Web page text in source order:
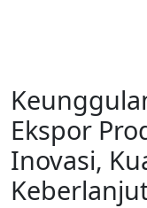
Ekspor
Inovasi,